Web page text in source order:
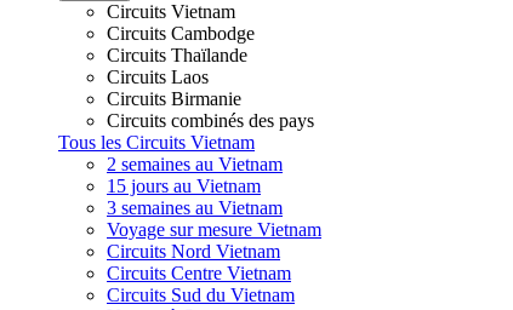
Circuits Vietnam
Circuits Cambodge
Circuits Thaïlande
Circuits Laos
Circuits Birmanie
Circuits combinés des pays
Tous les Circuits Vietnam
2 semaines au Vietnam
15 jours au Vietnam
3 semaines au Vietnam
Voyage sur mesure Vietnam
Circuits Nord Vietnam
Circuits Centre Vietnam
Circuits Sud du Vietnam